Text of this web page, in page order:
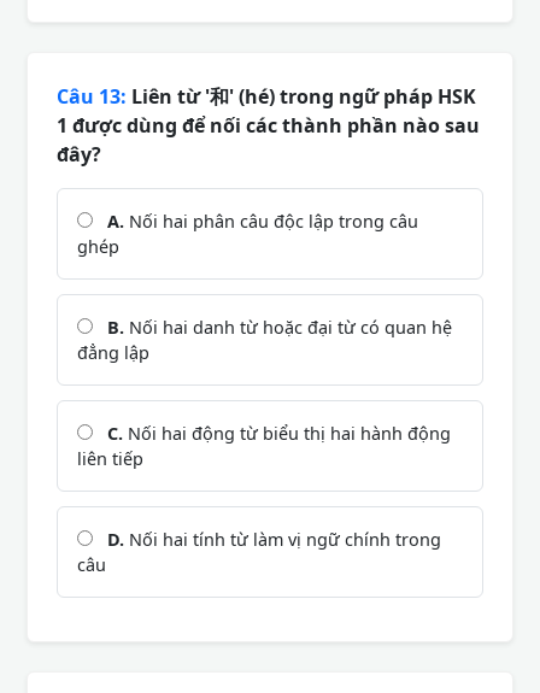
Câu 13: Liên từ '和' (hé) trong ngữ pháp HSK
1 được dùng để nối các thành phần nào sau
đây?
A. Nối hai phân câu độc lập trong câu
ghép
B. Nối hai danh từ hoặc đại từ có quan hệ
đẳng lập
C. Nối hai động từ biểu thị hai hành động
liên tiếp
D. Nối hai tính từ làm vị ngữ chính trong
câu